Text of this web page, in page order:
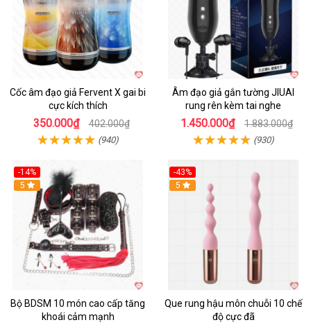
Cốc âm đạo giả Fervent X gai bi
cực kích thích
350.000₫ 402.000₫
(940)
Âm đạo giả gắn tường JIUAI
rung rên kèm tai nghe
1.450.000₫ 1.883.000₫
(930)
-14%
Hot
5
Bộ BDSM 10 món cao cấp tăng
khoái cảm mạnh
-43%
5
Que rung hậu môn chuỗi 10 chế
độ cực đã